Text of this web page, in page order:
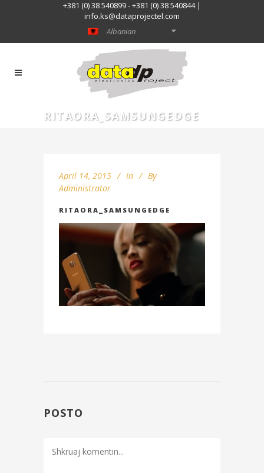
+381 (0) 38 540899 - +381 (0) 38 540844 |
info.ks@dataprojectel.com
Albanian
RITAORA_SAMSUNGEDGE
April 14, 2015 In
By
Administrator
RITAORA_SAMSUNGEDGE
POSTO